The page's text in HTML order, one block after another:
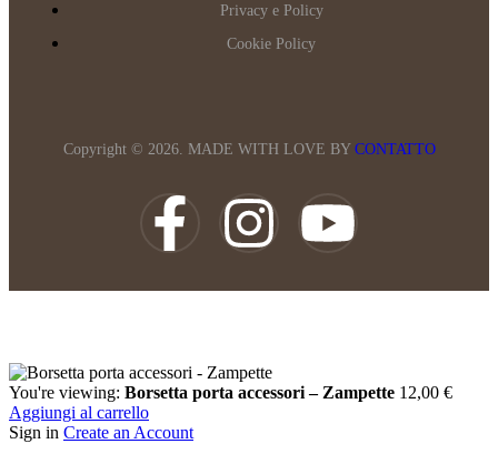
Privacy e Policy
Cookie Policy
Copyright © 2026. MADE WITH LOVE BY CONTATTO
You're viewing: Borsetta porta accessori – Zampette 12,00 €
Aggiungi al carrello
Sign in Create an Account